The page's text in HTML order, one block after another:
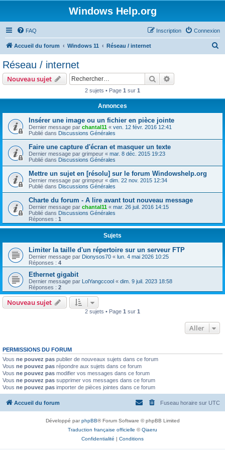
Windows Help.org
FAQ Connexion
Inscription
Accueil du forum Windows 11 Réseau / internet
e
Réseau / internet
Nouveau sujet Rechercher
2 sujets • Page 1 sur 1
Annonces
Insérer une image ou un fichier en pièce jointe
Dernier message par chantal11 « ven. 12 févr. 2016 12:41
Publié dans Discussions Générales
Faire une capture d'écran et masquer un texte
Dernier message par grimpeur « mar. 8 déc. 2015 19:23
Publié dans Discussions Générales
Mettre un sujet en [résolu] sur le forum Windowshelp.org
Dernier message par grimpeur « dim. 22 nov. 2015 12:34
Publié dans Discussions Générales
Charte du forum - A lire avant tout nouveau message
Dernier message par chantal11 « mar. 26 juil. 2016 14:15
Publié dans Discussions Générales
Réponses : 1
Sujets
Limiter la taille d'un répertoire sur un serveur FTP
Dernier message par Dionysos70 « lun. 4 mai 2026 10:25
Réponses : 4
Ethernet gigabit
Dernier message par LolYangccool « dim. 9 juil. 2023 18:58
Réponses : 2
Nouveau sujet
2 sujets • Page 1 sur 1
Aller
PERMISSIONS DU FORUM
Vous ne pouvez pas publier de nouveaux sujets dans ce forum
Vous ne pouvez pas répondre aux sujets dans ce forum
Vous ne pouvez pas modifier vos messages dans ce forum
Vous ne pouvez pas supprimer vos messages dans ce forum
Vous ne pouvez pas importer de pièces jointes dans ce forum
Accueil du forum Fuseau horaire sur UTC
Développé parphpBB® Forum Software © phpBB Limited
Traduction française officielle ©Qiaeru
Confidentialité | Conditions